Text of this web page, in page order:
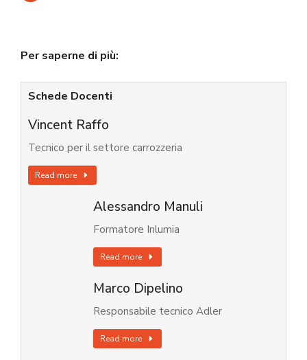
Per saperne di più:
Schede Docenti
Vincent Raffo
Tecnico per il settore carrozzeria
Read more
Alessandro Manuli
Formatore Inlumia
Read more
Marco Dipelino
Responsabile tecnico Adler
Read more